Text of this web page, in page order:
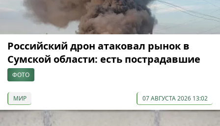
Российский дрон атаковал рынок в
Сумской области: есть пострадавшие
ФОТО
МИР 07 АВГУСТА 2026 13:02